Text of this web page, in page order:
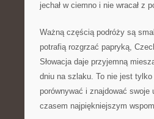
jechał w ciemno i nie wracał z
Ważną częścią podróży są
potrafią rozgrzać papryką,
Słowacja daje przyjemną
dniu na szlaku. To nie jest
porównywać i znajdować
czasem najpiękniejszym